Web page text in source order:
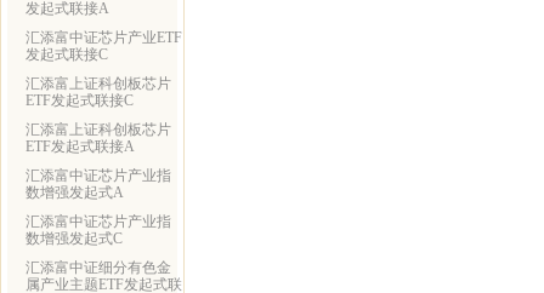
发起式联接A
汇添富中证芯片产业ETF
发起式联接C
汇添富上证科创板芯片
ETF发起式联接C
汇添富上证科创板芯片
ETF发起式联接A
汇添富中证芯片产业指
数增强发起式A
汇添富中证芯片产业指
数增强发起式C
汇添富中证细分有色金
属产业主题ETF发起式联